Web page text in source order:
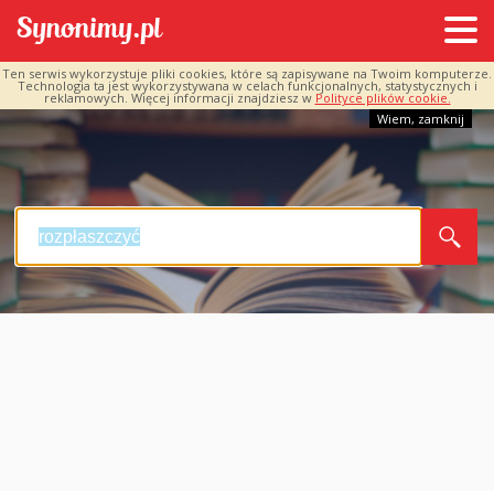
Ten serwis wykorzystuje pliki cookies, które są zapisywane na Twoim komputerze.
Technologia ta jest wykorzystywana w celach funkcjonalnych, statystycznych i
reklamowych. Więcej informacji znajdziesz w Polityce plików cookie.
Wiem, zamknij